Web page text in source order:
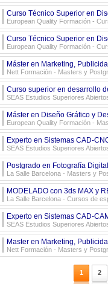
Curso Técnico Superior en
European Quality Formación -
Curso Técnico Superior en
European Quality Formación -
Máster en Marketing,
Nett Formación - Masters y
Curso superior en desarrollo
SEAS Estudios Superiores
Máster en Diseño Gráfico y
European Quality Formación -
Experto en Sistemas CAD-
SEAS Estudios Superiores
Postgrado en Fotografía
La Salle Barcelona - Masters y
MODELADO con 3ds MAX y
La Salle Barcelona - Cursos de
Experto en Sistemas CAD-
SEAS Estudios Superiores
Master en Marketing,
Nett Formación - Masters y
1 2